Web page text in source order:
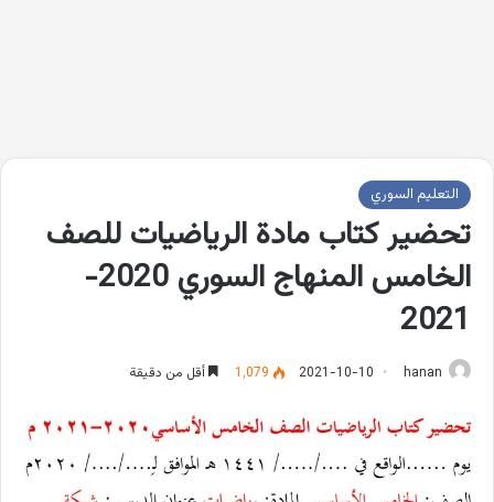
التعليم السوري
تحضير كتاب مادة الرياضيات للصف
الخامس المنهاج السوري 2020-
2021
hanan
2021-10-10 1٬079 أقل من دقيقة